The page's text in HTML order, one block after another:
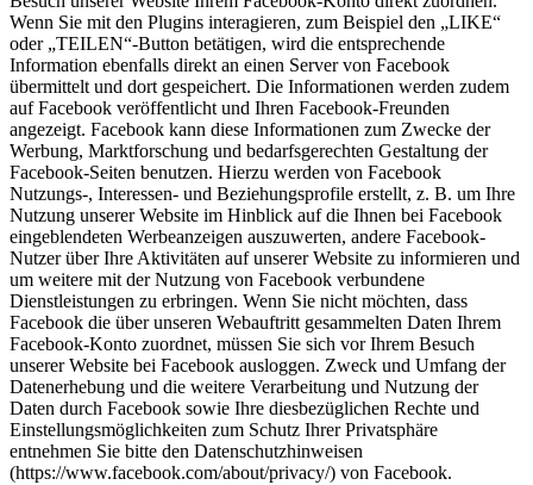
Wenn Sie mit den Plugins interagieren, zum Beispiel den „LIKE“
oder „TEILEN“-Button betätigen, wird die entsprechende
Information ebenfalls direkt an einen Server von Facebook
übermittelt und dort gespeichert. Die Informationen werden zudem
auf Facebook veröffentlicht und Ihren Facebook-Freunden
angezeigt. Facebook kann diese Informationen zum Zwecke der
Werbung, Marktforschung und bedarfsgerechten Gestaltung der
Facebook-Seiten benutzen. Hierzu werden von Facebook
Nutzungs-, Interessen- und Beziehungsprofile erstellt, z. B. um Ihre
Nutzung unserer Website im Hinblick auf die Ihnen bei Facebook
eingeblendeten Werbeanzeigen auszuwerten, andere Facebook-
Nutzer über Ihre Aktivitäten auf unserer Website zu informieren und
um weitere mit der Nutzung von Facebook verbundene
Dienstleistungen zu erbringen. Wenn Sie nicht möchten, dass
Facebook die über unseren Webauftritt gesammelten Daten Ihrem
Facebook-Konto zuordnet, müssen Sie sich vor Ihrem Besuch
unserer Website bei Facebook ausloggen. Zweck und Umfang der
Datenerhebung und die weitere Verarbeitung und Nutzung der
Daten durch Facebook sowie Ihre diesbezüglichen Rechte und
Einstellungsmöglichkeiten zum Schutz Ihrer Privatsphäre
entnehmen Sie bitte den Datenschutzhinweisen
(https://www.facebook.com/about/privacy/) von Facebook.